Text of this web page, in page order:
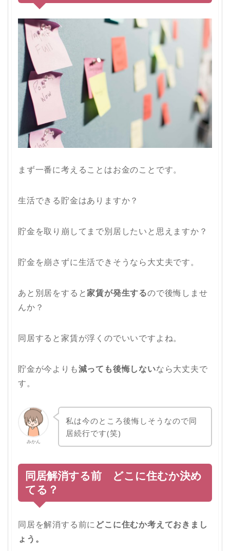
まず一番に考えることはお金のことです。
生活できる貯金はありますか？
貯金を取り崩してまで別居したいと思えますか？
貯金を崩さずに生活できそうなら大丈夫です。
あと別居をすると家賃が発生するので後悔しませ
んか？
同居すると家賃が浮くのでいいですよね。
貯金が今よりも減っても後悔しないなら大丈夫で
す。
みかん
私は今のところ後悔しそうなので同
居続行です(笑)
同居解消する前 どこに住むか決め
てる？
同居を解消する前にどこに住むか考えておきまし
ょう。